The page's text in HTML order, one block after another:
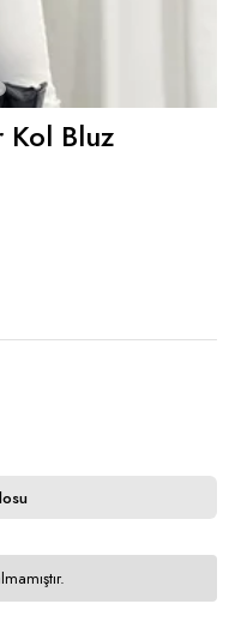
Kol Bluz